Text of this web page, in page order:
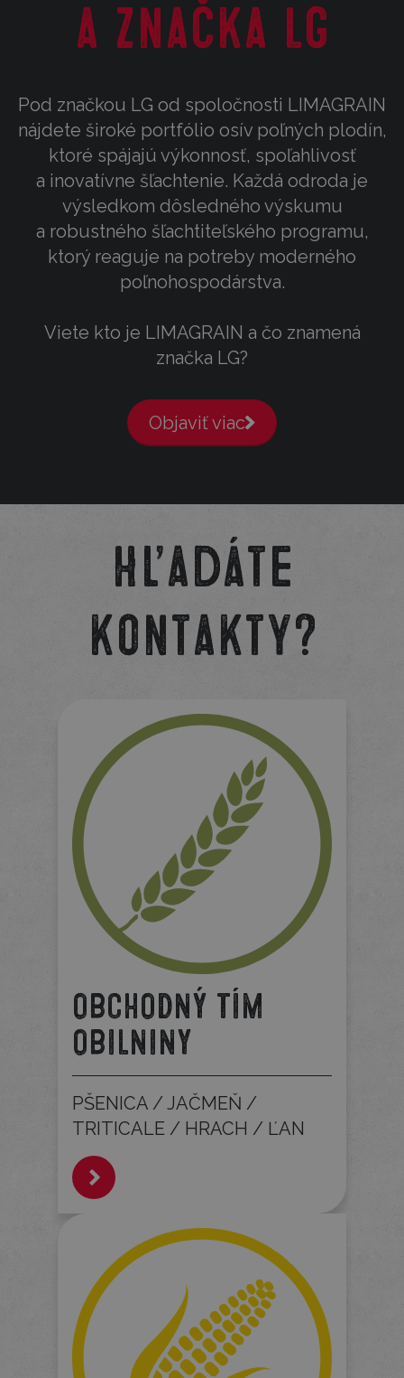
a značka LG
Pod značkou LG od spoločnosti LIMAGRAIN
nájdete široké portfólio osív poľných plodín,
ktoré spájajú výkonnosť, spoľahlivosť
a inovatívne šľachtenie. Každá odroda je
výsledkom dôsledného výskumu
a robustného šľachtiteľského programu,
ktorý reaguje na potreby moderného
poľnohospodárstva.
Viete kto je LIMAGRAIN a čo znamená
značka LG?
Objaviť viac
Hľadáte
kontakty?
OBCHODNÝ TÍM
OBILNINY
PŠENICA / JAČMEŇ /
TRITICALE / HRACH / ĽAN